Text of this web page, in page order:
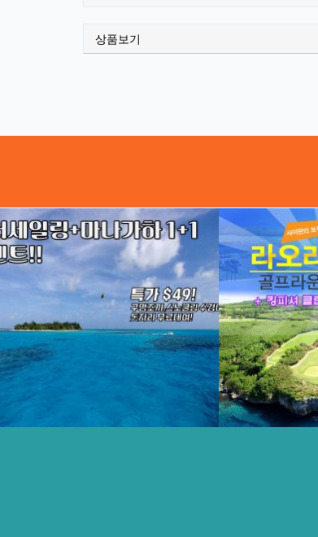
상품보기